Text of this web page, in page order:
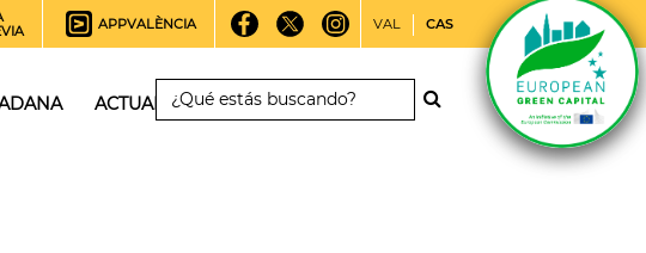
APPVALÈNCIA VAL CAS
ACTUALIDAD